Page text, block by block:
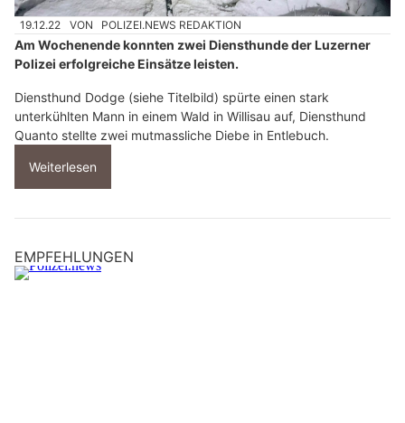
19.12.22 VON POLIZEI.NEWS REDAKTION
Am Wochenende konnten zwei Diensthunde der Luzerner
Polizei erfolgreiche Einsätze leisten.
Diensthund Dodge (siehe Titelbild) spürte einen stark
unterkühlten Mann in einem Wald in Willisau auf, Diensthund
Quanto stellte zwei mutmassliche Diebe in Entlebuch.
Weiterlesen
EMPFEHLUNGEN